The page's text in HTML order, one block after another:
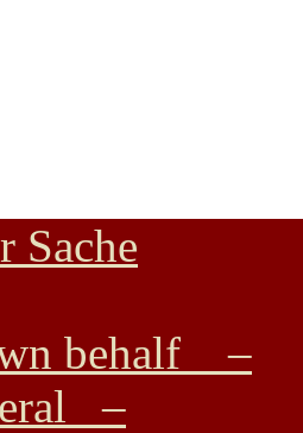
Frieden, Humanismus,
Sache
behalf –
–